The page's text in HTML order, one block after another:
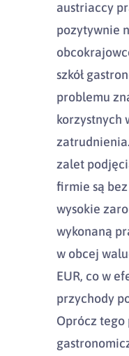
austriaccy
pozytywnie
szkół
problemu
korzystnych
zalet
firmie są
wysokie
wykonaną
w obcej
EUR, co w
przychody
Oprócz tego